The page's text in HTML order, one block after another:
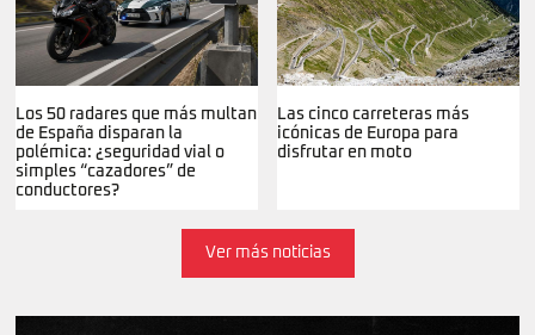
Los 50 radares que más multan
de España disparan la
polémica: ¿seguridad vial o
simples “cazadores” de
conductores?
Las cinco carreteras más
icónicas de Europa para
disfrutar en moto
Ver más noticias